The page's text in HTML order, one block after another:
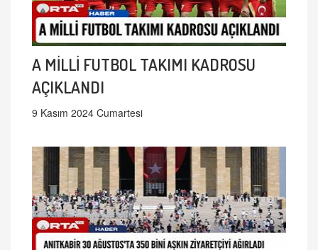
A MİLLİ FUTBOL TAKIMI KADROSU
AÇIKLANDI
9 Kasım 2024 Cumartesi